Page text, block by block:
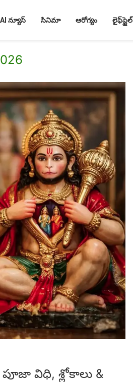
AI న్యూస్ సినిమా ఆరోగ్యం లైఫ్‌స్టైల్
పూజా విధి, శ్లోకాలు &